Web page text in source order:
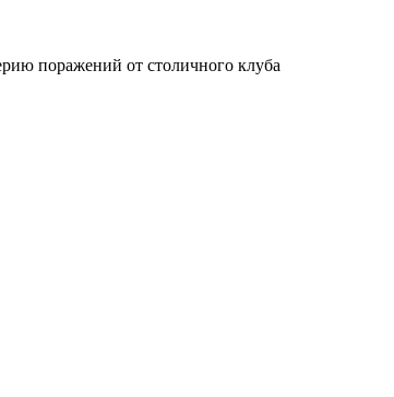
поражений от столичного клуба